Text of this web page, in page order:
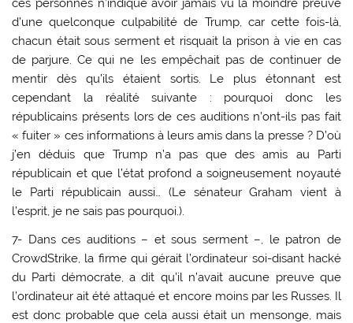
ces personnes n’indique avoir jamais vu la moindre preuve
d’une quelconque culpabilité de Trump, car cette fois-là,
chacun était sous serment et risquait la prison à vie en cas
de parjure. Ce qui ne les empêchait pas de continuer de
mentir dès qu’ils étaient sortis. Le plus étonnant est
cependant la réalité suivante : pourquoi donc les
républicains présents lors de ces auditions n’ont-ils pas fait
« fuiter » ces informations à leurs amis dans la presse ? D’où
j’en déduis que Trump n’a pas que des amis au Parti
républicain et que l’état profond a soigneusement noyauté
le Parti républicain aussi… (Le sénateur Graham vient à
l’esprit, je ne sais pas pourquoi.).
7- Dans ces auditions – et sous serment –, le patron de
CrowdStrike, la firme qui gérait l’ordinateur soi-disant hacké
du Parti démocrate, a dit qu’il n’avait aucune preuve que
l’ordinateur ait été attaqué et encore moins par les Russes. Il
est donc probable que cela aussi était un mensonge, mais